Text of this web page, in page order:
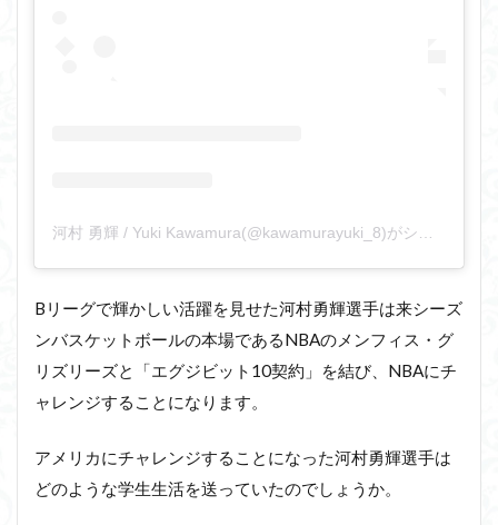
Bリーグで輝かしい活躍を見せた河村勇輝選手は来シーズ
ンバスケットボールの本場であるNBAのメンフィス・グ
リズリーズと「エグジビット10契約」を結び、NBAにチ
ャレンジすることになります。
アメリカにチャレンジすることになった河村勇輝選手は
どのような学生生活を送っていたのでしょうか。